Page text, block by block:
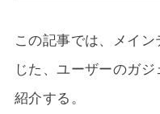
この記事では、メイ
じた、ユーザーのガ
紹介する。